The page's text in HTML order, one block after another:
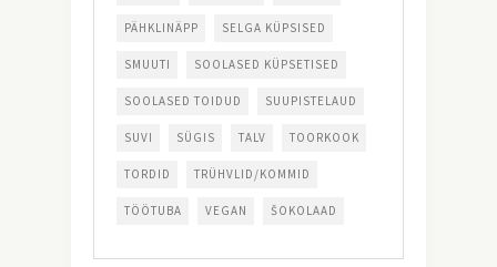
PÄHKLINÄPP SELGA KÜPSISED
SMUUTI SOOLASED KÜPSETISED
SOOLASED TOIDUD SUUPISTELAUD
SUVI SÜGIS TALV TOORKOOK
TORDID TRÜHVLID/KOMMID
TÖÖTUBA VEGAN ŠOKOLAAD